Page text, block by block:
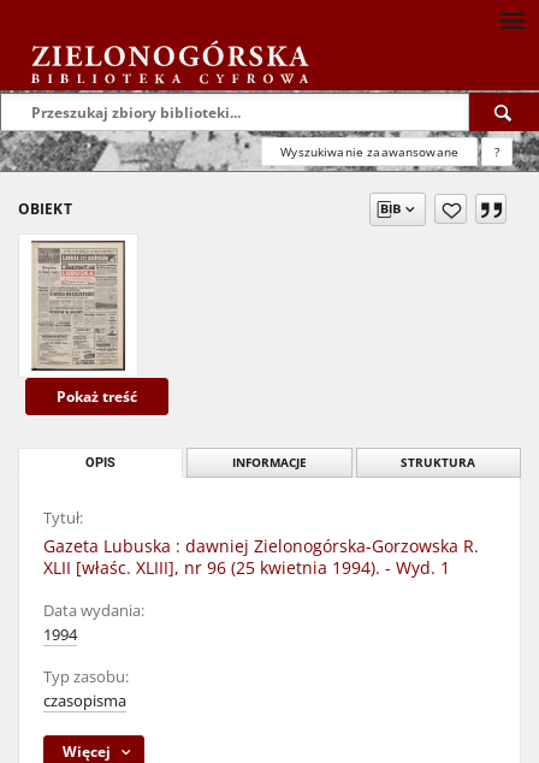
Wyszukiwanie zaawansowane ?
OBIEKT
Pokaż treść
OPIS INFORMACJE STRUKTURA
Tytuł:
Gazeta Lubuska : dawniej Zielonogórska-Gorzowska R.
XLII [właśc. XLIII], nr 96 (25 kwietnia 1994). - Wyd. 1
Data wydania:
1994
Typ zasobu:
czasopisma
Więcej